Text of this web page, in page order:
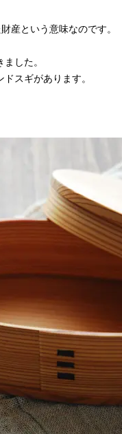
産という意味なのです。
した。
スギがあります。